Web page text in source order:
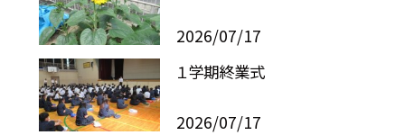
2026/07/17
１学期終業式
2026/07/17